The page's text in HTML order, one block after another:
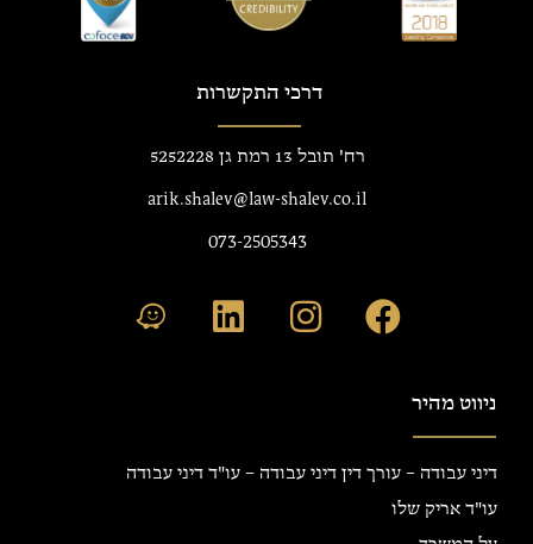
דרכי התקשרות
רח' תובל 13 רמת גן 5252228
arik.shalev@law-shalev.co.il
073-2505343
ניווט מהיר
דיני עבודה – עורך דין דיני עבודה – עו"ד דיני עבודה
עו"ד אריק שלו